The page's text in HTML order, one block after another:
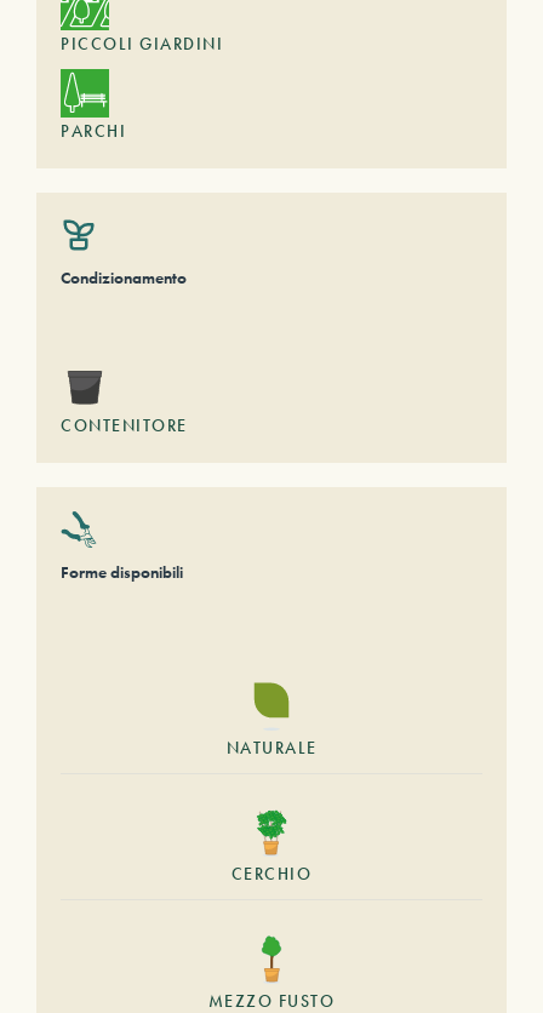
PICCOLI GIARDINI
PARCHI
Condizionamento
CONTENITORE
Forme disponibili
NATURALE
CERCHIO
MEZZO FUSTO